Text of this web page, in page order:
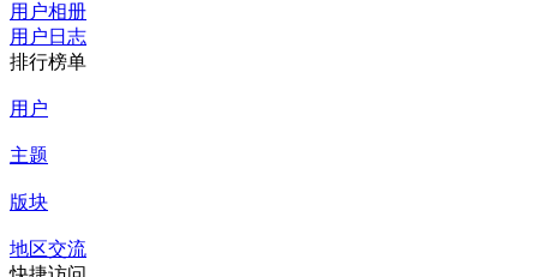
用户相册
用户日志
排行榜单
用户
主题
版块
地区交流